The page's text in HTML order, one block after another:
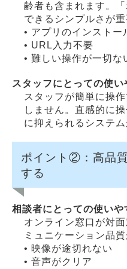
齢者も含まれます。
できるシンプルさが重
• アプリのインストー
• URL入力不要
• 難しい操作が一切な
スタッフにとっての使い
スタッフが簡単に操
しません。直感的に
に抑えられるシステム
ポイント②：高品
する
相談者にとっての使いや
オンライン窓口が対
ミュニケーション品質
• 映像が途切れない
• 音声がクリア